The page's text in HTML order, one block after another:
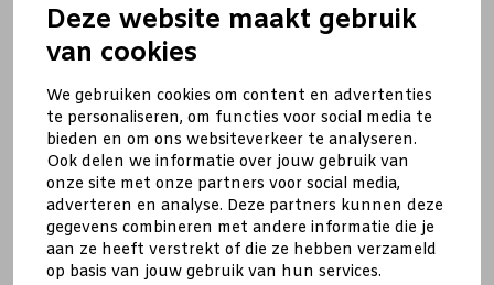
Deze website maakt gebruik
van cookies
We gebruiken cookies om content en advertenties
te personaliseren, om functies voor social media te
bieden en om ons websiteverkeer te analyseren.
Ook delen we informatie over jouw gebruik van
onze site met onze partners voor social media,
adverteren en analyse. Deze partners kunnen deze
gegevens combineren met andere informatie die je
aan ze heeft verstrekt of die ze hebben verzameld
op basis van jouw gebruik van hun services.